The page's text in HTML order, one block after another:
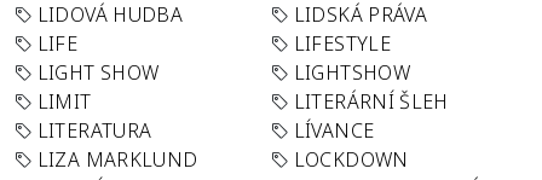
LIDOVÁ HUDBA
LIDSKÁ PRÁVA
LIFE
LIFESTYLE
LIGHT SHOW
LIGHTSHOW
LIMIT
LITERÁRNÍ ŠLEH
LITERATURA
LÍVANCE
LIZA MARKLUND
LOCKDOWN